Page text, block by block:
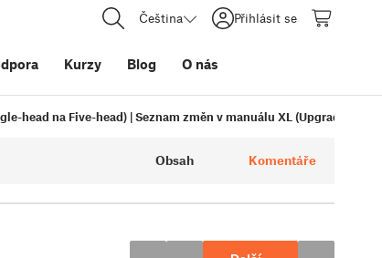
Čeština Přihlásit se
Kurzy Blog O nás
head na Five-head) | Seznam změn v manuálu XL (Upgrade ze
Obsah Komentáře